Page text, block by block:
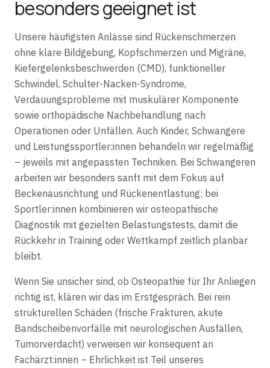
besonders geeignet ist
Unsere häufigsten Anlässe sind Rückenschmerzen
ohne klare Bildgebung, Kopfschmerzen und Migräne,
Kiefergelenksbeschwerden (CMD), funktioneller
Schwindel, Schulter-Nacken-Syndrome,
Verdauungsprobleme mit muskulärer Komponente
sowie orthopädische Nachbehandlung nach
Operationen oder Unfällen. Auch Kinder, Schwangere
und Leistungssportler:innen behandeln wir regelmäßig
– jeweils mit angepassten Techniken. Bei Schwangeren
arbeiten wir besonders sanft mit dem Fokus auf
Beckenausrichtung und Rückenentlastung; bei
Sportler:innen kombinieren wir osteopathische
Diagnostik mit gezielten Belastungstests, damit die
Rückkehr in Training oder Wettkampf zeitlich planbar
bleibt.
Wenn Sie unsicher sind, ob Osteopathie für Ihr Anliegen
richtig ist, klären wir das im Erstgespräch. Bei rein
strukturellen Schäden (frische Frakturen, akute
Bandscheibenvorfälle mit neurologischen Ausfällen,
Tumorverdacht) verweisen wir konsequent an
Fachärzt:innen – Ehrlichkeit ist Teil unseres